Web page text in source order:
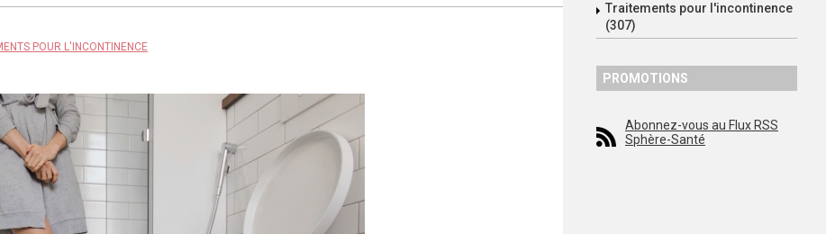
Traitements pour l'incontinence
(307)
PROMOTIONS
Abonnez-vous au Flux RSS
Sphère-Santé
POUR L'INCONTINENCE